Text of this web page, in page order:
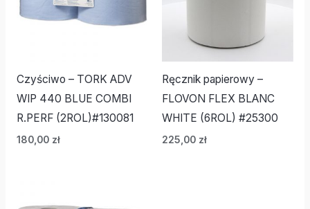
Czyściwo – TORK ADV
WIP 440 BLUE COMBI
R.PERF (2ROL)#130081
180,00 zł
Ręcznik papierowy –
FLOVON FLEX BLANC
WHITE (6ROL) #25300
225,00 zł